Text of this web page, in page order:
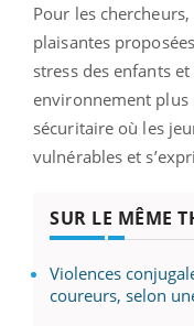
Pour les
plaisantes
stress des enfants
environnement plus
sécuritaire où les
vulnérables et
SUR LE MÊME
Violences
coureurs, selon